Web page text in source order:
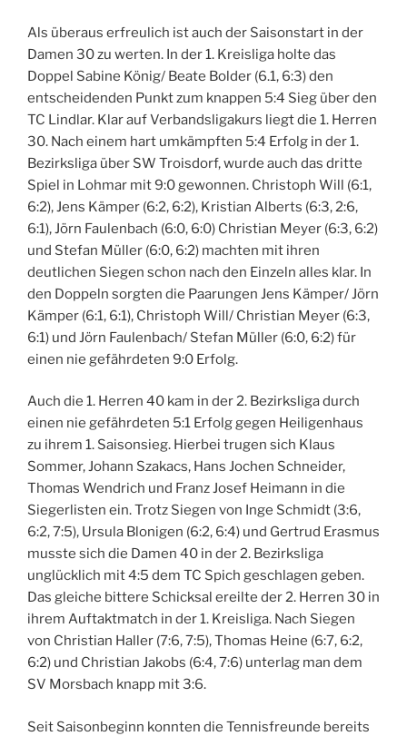
Als überaus erfreulich ist auch der Saisonstart in der
Damen 30 zu werten. In der 1. Kreisliga holte das
Doppel Sabine König/ Beate Bolder (6.1, 6:3) den
entscheidenden Punkt zum knappen 5:4 Sieg über den
TC Lindlar. Klar auf Verbandsligakurs liegt die 1. Herren
30. Nach einem hart umkämpften 5:4 Erfolg in der 1.
Bezirksliga über SW Troisdorf, wurde auch das dritte
Spiel in Lohmar mit 9:0 gewonnen. Christoph Will (6:1,
6:2), Jens Kämper (6:2, 6:2), Kristian Alberts (6:3, 2:6,
6:1), Jörn Faulenbach (6:0, 6:0) Christian Meyer (6:3, 6:2)
und Stefan Müller (6:0, 6:2) machten mit ihren
deutlichen Siegen schon nach den Einzeln alles klar. In
den Doppeln sorgten die Paarungen Jens Kämper/ Jörn
Kämper (6:1, 6:1), Christoph Will/ Christian Meyer (6:3,
6:1) und Jörn Faulenbach/ Stefan Müller (6:0, 6:2) für
einen nie gefährdeten 9:0 Erfolg.
Auch die 1. Herren 40 kam in der 2. Bezirksliga durch
einen nie gefährdeten 5:1 Erfolg gegen Heiligenhaus
zu ihrem 1. Saisonsieg. Hierbei trugen sich Klaus
Sommer, Johann Szakacs, Hans Jochen Schneider,
Thomas Wendrich und Franz Josef Heimann in die
Siegerlisten ein. Trotz Siegen von Inge Schmidt (3:6,
6:2, 7:5), Ursula Blonigen (6:2, 6:4) und Gertrud Erasmus
musste sich die Damen 40 in der 2. Bezirksliga
unglücklich mit 4:5 dem TC Spich geschlagen geben.
Das gleiche bittere Schicksal ereilte der 2. Herren 30 in
ihrem Auftaktmatch in der 1. Kreisliga. Nach Siegen
von Christian Haller (7:6, 7:5), Thomas Heine (6:7, 6:2,
6:2) und Christian Jakobs (6:4, 7:6) unterlag man dem
SV Morsbach knapp mit 3:6.
Seit Saisonbeginn konnten die Tennisfreunde bereits